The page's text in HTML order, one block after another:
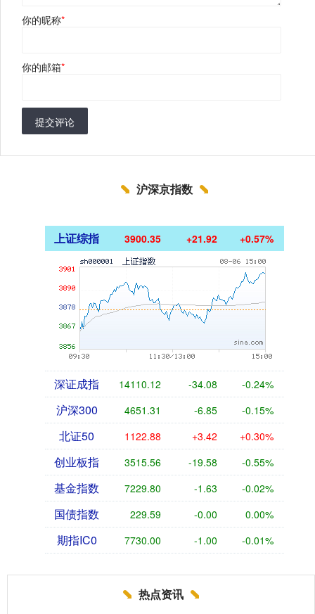
你的昵称*
你的邮箱*
提交评论
沪深京指数
上证综指 3900.35 +21.92 +0.57%
深证成指 14110.12 -34.08 -0.24%
沪深300 4651.31 -6.85 -0.15%
北证50 1122.88 +3.42 +0.30%
创业板指 3515.56 -19.58 -0.55%
基金指数 7229.80 -1.63 -0.02%
国债指数 229.59 -0.00 0.00%
期指IC0 7730.00 -1.00 -0.01%
热点资讯